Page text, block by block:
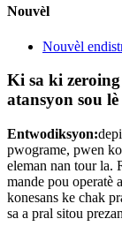
Nouvèl
Nouvèl
Ki sa ki
atansyon sou lè
Entwodiksyon:
pwograme, pwen
eleman nan tour la.
mande pou operatè
konesans ke chak
sa a pral sitou